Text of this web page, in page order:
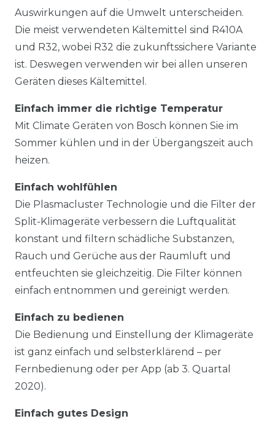
Auswirkungen auf die Umwelt unterscheiden.
Die meist verwendeten Kältemittel sind R410A
und R32, wobei R32 die zukunftssichere Variante
ist. Deswegen verwenden wir bei allen unseren
Geräten dieses Kältemittel.
Einfach immer die richtige Temperatur
Mit Climate Geräten von Bosch können Sie im
Sommer kühlen und in der Übergangszeit auch
heizen.
Einfach wohlfühlen
Die Plasmacluster Technologie und die Filter der
Split-Klimageräte verbessern die Luftqualität
konstant und filtern schädliche Substanzen,
Rauch und Gerüche aus der Raumluft und
entfeuchten sie gleichzeitig. Die Filter können
einfach entnommen und gereinigt werden.
Einfach zu bedienen
Die Bedienung und Einstellung der Klimageräte
ist ganz einfach und selbsterklärend – per
Fernbedienung oder per App (ab 3. Quartal
2020).
Einfach gutes Design